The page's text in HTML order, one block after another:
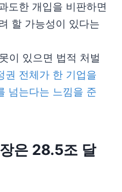
도한 개입을 비판하면
할 가능성이 있다는
이 있으면 법적 처벌
권 전체가 한 기업을
넘는다는 느낌을 준
은 28.5조 달